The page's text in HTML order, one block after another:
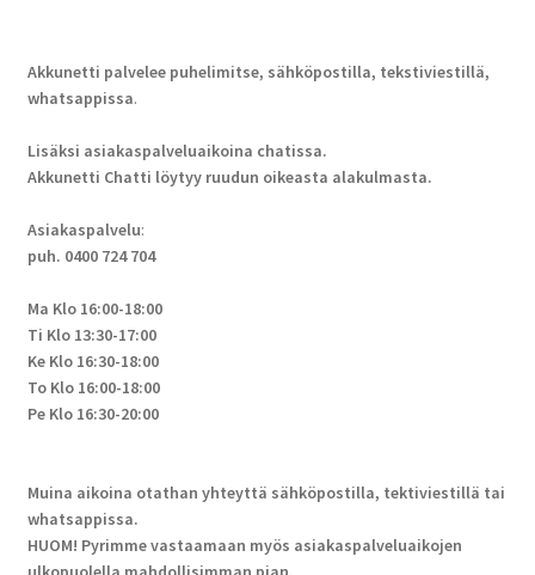
Akkunetti palvelee puhelimitse, sähköpostilla, tekstiviestillä,
whatsappissa.
Lisäksi asiakaspalveluaikoina chatissa.
Akkunetti Chatti löytyy ruudun oikeasta alakulmasta.
Asiakaspalvelu:
puh. 0400 724 704
Ma Klo 16:00-18:00
Ti Klo 13:30-17:00
Ke Klo 16:30-18:00
To Klo 16:00-18:00
Pe Klo 16:30-20:00
Muina aikoina otathan yhteyttä sähköpostilla, tektiviestillä tai
whatsappissa.
HUOM! Pyrimme vastaamaan myös asiakaspalveluaikojen